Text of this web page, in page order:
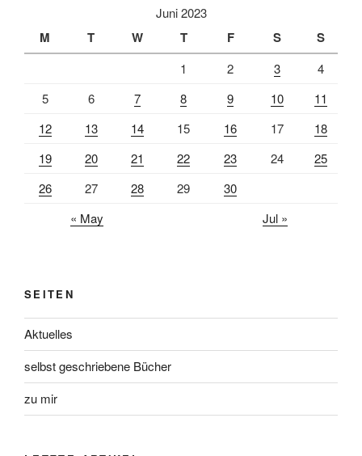
Juni 2023
M T W T F S S
1 2 3
4
5
6 7 8 9 10
11
12
13 14 15 16 17
18
19
20 21 22 23 24
25
26
27 28 29
30
« May
Jul »
SEITEN
Aktuelles
selbst geschriebene Bücher
zu mir